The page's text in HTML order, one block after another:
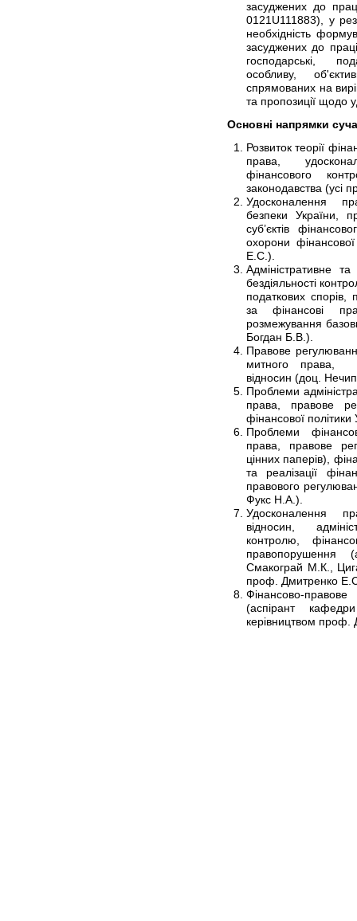
засуджених до
0121U111883), у
необхідність
засуджених до праці
господарські,
особливу,
спрямованих на
та пропозиції щодо
Основні напрямки
Розвиток теорії
права,
фінансового
законодавства (усі
Удосконалення
безпеки України,
суб’єктів
охорони
Е.С.).
Адміністративне
бездіяльності
податкових спорів,
за фінансові
розмежування
Богдан Б.В.).
Правове
митного права,
відносин (доц.
Проблеми
права, правове
фінансової
Проблеми
права, правове
цінних паперів),
та реалізації
правового
Фукс Н.А.).
Удосконалення
відносин,
контролю,
правопорушення
Смакограй М.К.,
проф. Дмитренко
Фінансово-
(аспірант
керівництвом